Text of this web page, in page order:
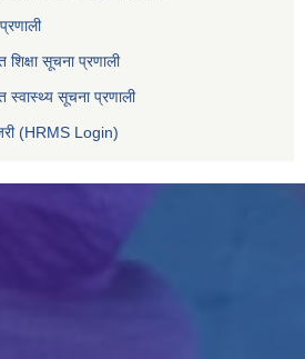
शिक्षा सूचना प्रणाली
स्वास्थ्य सूचना प्रणाली
(HRMS Login)